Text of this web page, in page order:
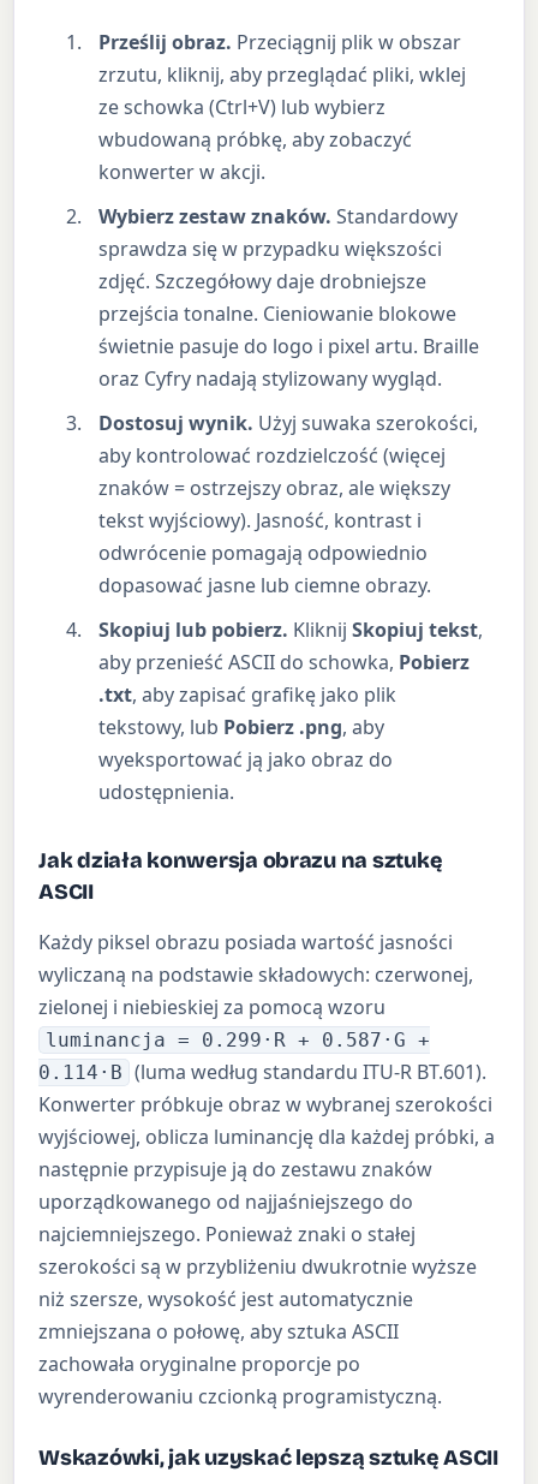
Prześlij obraz. Przeciągnij plik w obszar
zrzutu, kliknij, aby przeglądać pliki, wklej
ze schowka (Ctrl+V) lub wybierz
wbudowaną próbkę, aby zobaczyć
konwerter w akcji.
Wybierz zestaw znaków. Standardowy
sprawdza się w przypadku większości
zdjęć. Szczegółowy daje drobniejsze
przejścia tonalne. Cieniowanie blokowe
świetnie pasuje do logo i pixel artu. Braille
oraz Cyfry nadają stylizowany wygląd.
Dostosuj wynik. Użyj suwaka szerokości,
aby kontrolować rozdzielczość (więcej
znaków = ostrzejszy obraz, ale większy
tekst wyjściowy). Jasność, kontrast i
odwrócenie pomagają odpowiednio
dopasować jasne lub ciemne obrazy.
Skopiuj lub pobierz. KliknijSkopiuj tekst,
aby przenieść ASCII do schowka, Pobierz
.txt, aby zapisać grafikę jako plik
tekstowy, lub Pobierz .png, aby
wyeksportować ją jako obraz do
udostępnienia.
Jak działa konwersja obrazu na sztukę
ASCII
Każdy piksel obrazu posiada wartość jasności
wyliczaną na podstawie składowych: czerwonej,
zielonej i niebieskiej za pomocą wzoru
luminancja = 0.299·R + 0.587·G +
0.114·B (luma według standardu ITU-R BT.601).
Konwerter próbkuje obraz w wybranej szerokości
wyjściowej, oblicza luminancję dla każdej próbki, a
następnie przypisuje ją do zestawu znaków
uporządkowanego od najjaśniejszego do
najciemniejszego. Ponieważ znaki o stałej
szerokości są w przybliżeniu dwukrotnie wyższe
niż szersze, wysokość jest automatycznie
zmniejszana o połowę, aby sztuka ASCII
zachowała oryginalne proporcje po
wyrenderowaniu czcionką programistyczną.
Wskazówki, jak uzyskać lepszą sztukę ASCII